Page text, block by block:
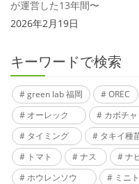
が運営した13年間〜
2026年2月19日
キーワードで検索
green lab 福岡 OREC
オーレック
カボチャ
タイミング
タキイ種
トマト
ナス ナ
ホウレンソウ
ミニ